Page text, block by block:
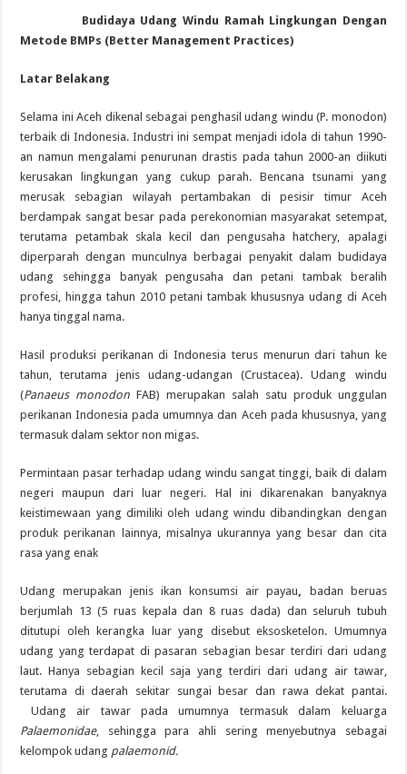
Budidaya Udang Windu Ramah Lingkungan Dengan
Metode BMPs (Better Management Practices)
Latar Belakang
Selama ini Aceh dikenal sebagai penghasil udang windu (P. monodon)
terbaik di Indonesia. Industri ini sempat menjadi idola di tahun 1990-
an namun mengalami penurunan drastis pada tahun 2000-an diikuti
kerusakan lingkungan yang cukup parah. Bencana tsunami yang
merusak sebagian wilayah pertambakan di pesisir timur Aceh
berdampak sangat besar pada perekonomian masyarakat setempat,
terutama petambak skala kecil dan pengusaha hatchery, apalagi
diperparah dengan munculnya berbagai penyakit dalam budidaya
udang sehingga banyak pengusaha dan petani tambak beralih
profesi, hingga tahun 2010 petani tambak khususnya udang di Aceh
hanya tinggal nama.
Hasil produksi perikanan di Indonesia terus menurun dari tahun ke
tahun, terutama jenis udang-udangan (Crustacea). Udang windu
(Panaeus monodonFAB) merupakan salah satu produk unggulan
perikanan Indonesia pada umumnya dan Aceh pada khususnya, yang
termasuk dalam sektor non migas.
Permintaan pasar terhadap udang windu sangat tinggi, baik di dalam
negeri maupun dari luar negeri. Hal ini dikarenakan banyaknya
keistimewaan yang dimiliki oleh udang windu dibandingkan dengan
produk perikanan lainnya, misalnya ukurannya yang besar dan cita
rasa yang enak
Udang merupakan jenis ikan konsumsi air payau, badan beruas
berjumlah 13 (5 ruas kepala dan 8 ruas dada) dan seluruh tubuh
ditutupi oleh kerangka luar yang disebut eksosketelon. Umumnya
udang yang terdapat di pasaran sebagian besar terdiri dari udang
laut. Hanya sebagian kecil saja yang terdiri dari udang air tawar,
terutama di daerah sekitar sungai besar dan rawa dekat pantai.
Udang air tawar pada umumnya termasuk dalam keluarga
Palaemonidae, sehingga para ahli sering menyebutnya sebagai
kelompok udang palaemonid.